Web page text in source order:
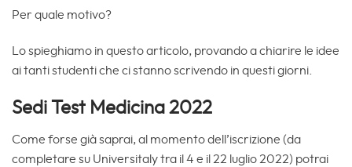
Per quale motivo?
Lo spieghiamo in questo articolo, provando a chiarire le idee
ai tanti studenti che ci stanno scrivendo in questi giorni.
Sedi Test Medicina 2022
Come forse già saprai, al momento dell’iscrizione (da
completare su Universitaly tra il 4 e il 22 luglio 2022) potrai